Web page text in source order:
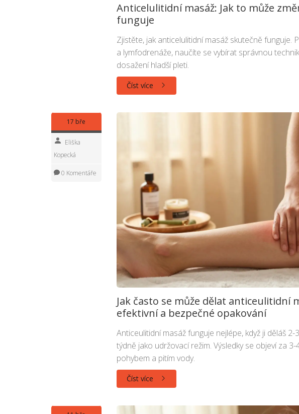
Anticelulitidní masáž: Jak to může
funguje
Zjistěte, jak anticelulitidní masáž skutečně
a lymfodrenáže, naučíte se vybírat správnou
dosažení hladší pleti.
Číst více
17 bře
Eliška
Kopecká
0 Komentáře
Jak často se může dělat anticeulitidní
efektivní a bezpečné opakování
Anticeulitidní masáž funguje nejlépe, když ji děláš
týdně jako udržovací režim. Výsledky se objeví za
pohybem a pitím vody.
Číst více